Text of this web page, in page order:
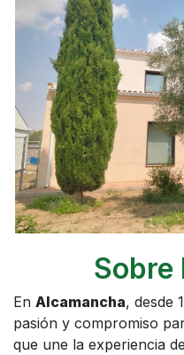
Sobre
En Alcamancha, desde
pasión y compromiso
que une la experiencia